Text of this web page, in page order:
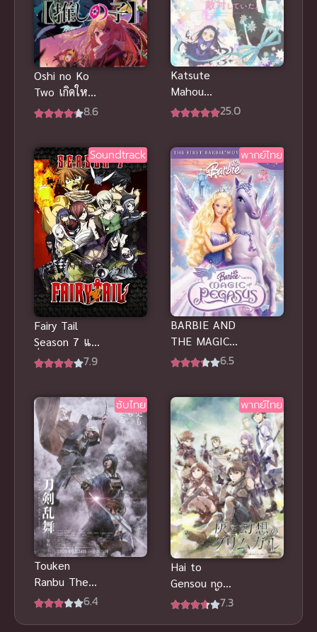
Oshi no Ko
Two เกิดใหม่
เป็นลูกโอชิ
ไทย
8.6
Katsute
Mahou
Shoujo to
shiteita ซับ
ไทย
25.0
Soundtrack
Fairy Tail
Season 7 แฟ
รี่เทล ศึกจอม
7.9
พากย์ไทย
BARBIE AND
THE MAGIC
OF PEGASUS
เวทมนตร์แห่ง
พีกาซัส พากย์
ไทย
6.5
ซับไทย
Touken
Ranbu The
Movie โทเคน
6.4
พากย์ไทย
Hai to
Gensou no
Grimgar ขี้เถ้า
7.3